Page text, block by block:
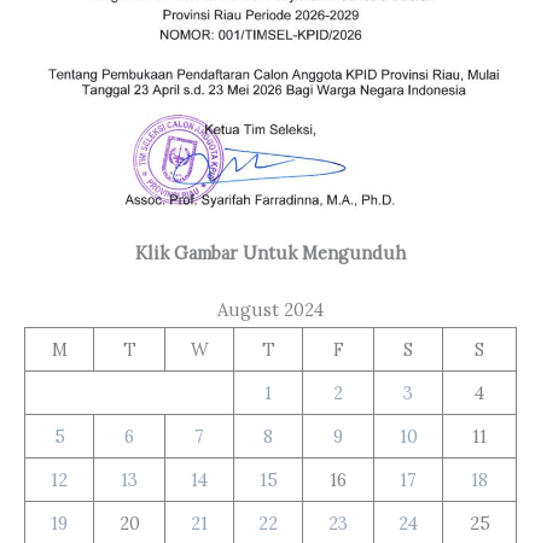
Klik Gambar Untuk Mengunduh
August 2024
M
T W T F S
S
1
2 3
4
5
6 7 8 9 10
11
12
13 14 15 16 17
18
19
20 21 22 23 24
25